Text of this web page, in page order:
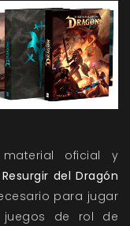
oficial y
Resurgir del Dragón
para jugar
de rol de